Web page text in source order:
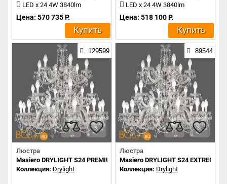
LED x 24 4W 3840lm
Цена: 570 735 Р.
Купить
LED x 24 4W 3840lm
Цена: 518 100 Р.
Купить
129599
Люстра
Masiero DRYLIGHT S24 PREMIUM
Коллекция: Drylight
89544
Люстра
Masiero DRYLIGHT S24 EXTREME
Коллекция: Drylight